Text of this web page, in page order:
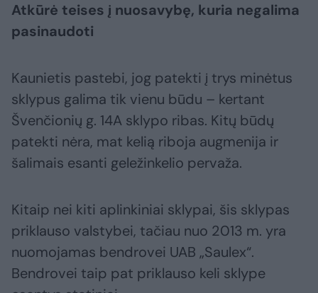
Atkūrė teises į nuosavybę, kuria negalima
pasinaudoti
Kaunietis pastebi, jog patekti į trys minėtus
sklypus galima tik vienu būdu – kertant
Švenčionių g. 14A sklypo ribas. Kitų būdų
patekti nėra, mat kelią riboja augmenija ir
šalimais esanti geležinkelio pervaža.
Kitaip nei kiti aplinkiniai sklypai, šis sklypas
priklauso valstybei, tačiau nuo 2013 m. yra
nuomojamas bendrovei UAB „Saulex“.
Bendrovei taip pat priklauso keli sklype